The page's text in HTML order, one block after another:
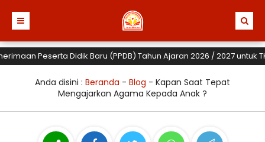
Peserta Didik Baru (PPDB) Tahun Ajaran 2026 / 2027 untuk
Anda disini : Beranda - Blog - Kapan Saat Tepat
Mengajarkan Agama Kepada Anak ?